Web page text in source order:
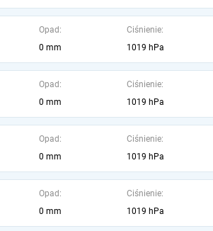
Opad:
0 mm
Ciśnienie:
1019 hPa
Opad:
0 mm
Ciśnienie:
1019 hPa
Opad:
0 mm
Ciśnienie:
1019 hPa
Opad:
0 mm
Ciśnienie:
1019 hPa